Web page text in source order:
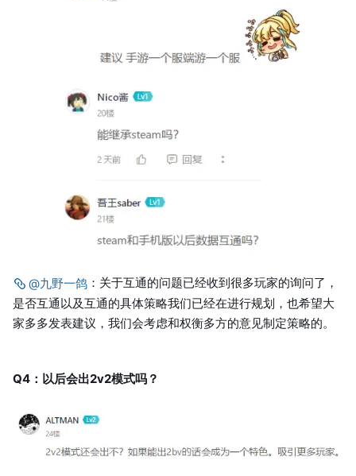
@九野一鸽 ：关于互通的问题已经收到很多玩家的询问了，
是否互通以及互通的具体策略我们已经在进行规划，也希望大
家多多发表建议，我们会考虑和权衡多方的意见制定策略的。
Q4：以后会出2v2模式吗？